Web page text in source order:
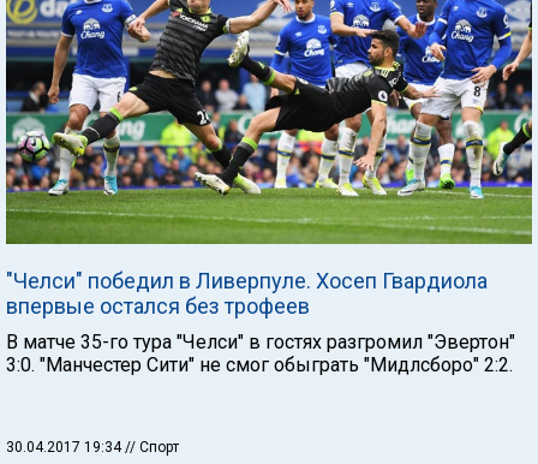
"Челси" победил в Ливерпуле. Хосеп Гвардиола
впервые остался без трофеев
В матче 35-го тура "Челси" в гостях разгромил "Эвертон"
3:0. "Манчестер Сити" не смог обыграть "Мидлсборо" 2:2.
30.04.2017 19:34 // Спорт